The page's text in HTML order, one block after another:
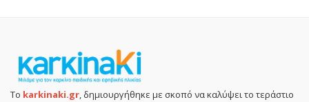
Το karkinaki.gr, δημιουργήθηκε με σκοπό να καλύψει το τεράστιο